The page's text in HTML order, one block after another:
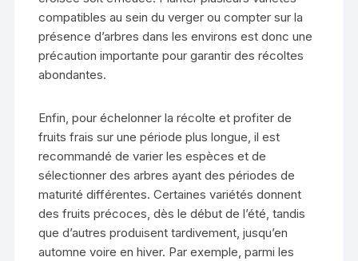
compatibles au sein du verger ou compter sur la
présence d’arbres dans les environs est donc une
précaution importante pour garantir des récoltes
abondantes.
Enfin, pour échelonner la récolte et profiter de
fruits frais sur une période plus longue, il est
recommandé de varier les espèces et de
sélectionner des arbres ayant des périodes de
maturité différentes. Certaines variétés donnent
des fruits précoces, dès le début de l’été, tandis
que d’autres produisent tardivement, jusqu’en
automne voire en hiver. Par exemple, parmi les